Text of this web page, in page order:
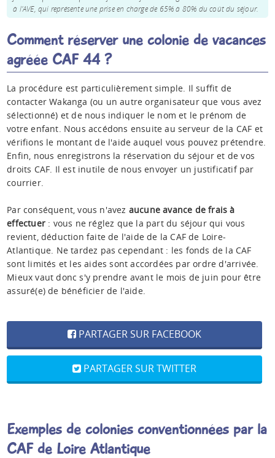
à l'AVE, qui représente une prise en charge de 65% à 80% du coût du séjour.
Comment réserver une colonie de vacances
agréée CAF 44 ?
La procédure est particulièrement simple. Il suffit de
contacter Wakanga (ou un autre organisateur que vous avez
sélectionné) et de nous indiquer le nom et le prénom de
votre enfant. Nous accédons ensuite au serveur de la CAF et
vérifions le montant de l'aide auquel vous pouvez prétendre.
Enfin, nous enregistrons la réservation du séjour et de vos
droits CAF. Il est inutile de nous envoyer un justificatif par
courrier.
Par conséquent, vous n'avez aucune avance de frais à
effectuer : vous ne réglez que la part du séjour qui vous
revient, déduction faite de l'aide de la CAF de Loire-
Atlantique. Ne tardez pas cependant : les fonds de la CAF
sont limités et les aides sont accordées par ordre d'arrivée.
Mieux vaut donc s'y prendre avant le mois de juin pour être
assuré(e) de bénéficier de l'aide.
PARTAGER SUR FACEBOOK
PARTAGER SUR TWITTER
Exemples de colonies conventionnées par la
CAF de Loire Atlantique